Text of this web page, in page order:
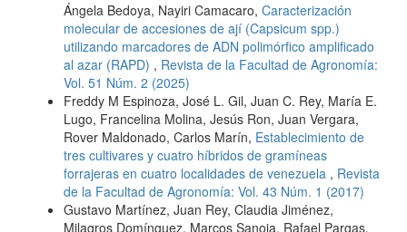
Ángela Bedoya, Nayiri Camacaro, Caracterización
molecular de accesiones de ají (Capsicum spp.)
utilizando marcadores de ADN polimórfico amplificado
al azar (RAPD) , Revista de la Facultad de Agronomía:
Vol. 51 Núm. 2 (2025)
Freddy M Espinoza, José L. Gil, Juan C. Rey, María E.
Lugo, Francelina Molina, Jesús Ron, Juan Vergara,
Rover Maldonado, Carlos Marín, Establecimiento de
tres cultivares y cuatro híbridos de gramíneas
forrajeras en cuatro localidades de venezuela , Revista
de la Facultad de Agronomía: Vol. 43 Núm. 1 (2017)
Gustavo Martínez, Juan Rey, Claudia Jiménez,
Milagros Domínguez, Marcos Sanoja, Rafael Pargas,